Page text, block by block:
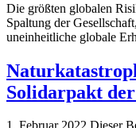
Die größten globalen
Spaltung der
uneinheitliche globale
Solidarpakt